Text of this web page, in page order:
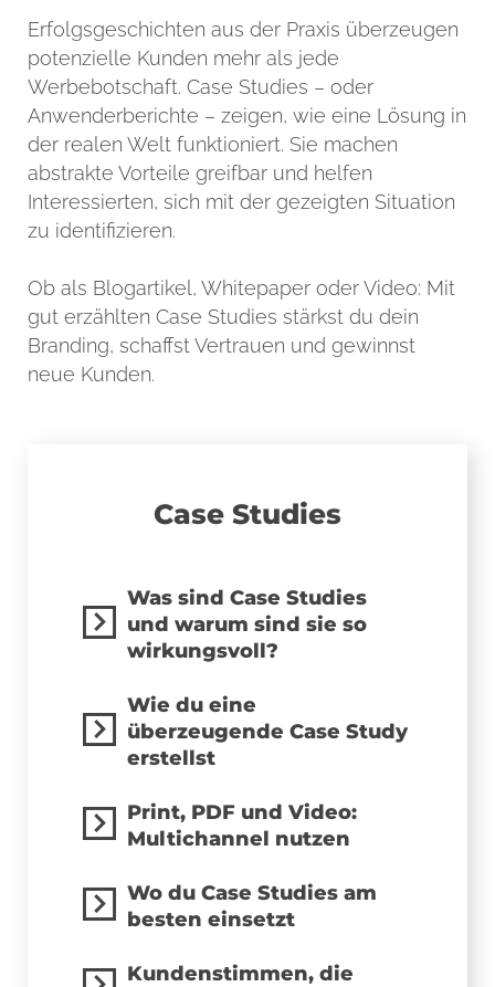
Erfolgsgeschichten aus der Praxis überzeugen
potenzielle Kunden mehr als jede
Werbebotschaft. Case Studies – oder
Anwenderberichte – zeigen, wie eine Lösung in
der realen Welt funktioniert. Sie machen
abstrakte Vorteile greifbar und helfen
Interessierten, sich mit der gezeigten Situation
zu identifizieren.
Ob als Blogartikel, Whitepaper oder Video: Mit
gut erzählten Case Studies stärkst du dein
Branding, schaffst Vertrauen und gewinnst
neue Kunden.
Case Studies
Was sind Case Studies
und warum sind sie so
wirkungsvoll?
Wie du eine
überzeugende Case Study
erstellst
Print, PDF und Video:
Multichannel nutzen
Wo du Case Studies am
besten einsetzt
Kundenstimmen, die